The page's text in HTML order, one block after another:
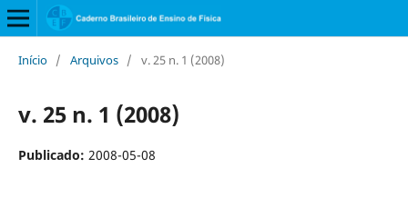
Início / Arquivos / v. 25 n. 1 (2008)
v. 25 n. 1 (2008)
Publicado: 2008-05-08